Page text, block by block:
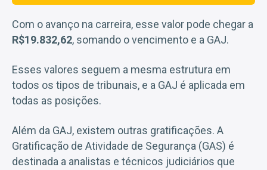
Com o avanço na carreira, esse valor pode chegar a
R$19.832,62, somando o vencimento e a GAJ.
Esses valores seguem a mesma estrutura em
todos os tipos de tribunais, e a GAJ é aplicada em
todas as posições.
Além da GAJ, existem outras gratificações. A
Gratificação de Atividade de Segurança (GAS) é
destinada a analistas e técnicos judiciários que